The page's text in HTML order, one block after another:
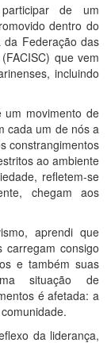
de um
dentro do
da Federação das
que vem
incluindo
um movimento de
cada um de nós a
constrangimentos
ao ambiente
refletem-se
chegam aos
aprendi que
carregam consigo
e também suas
situação de
é afetada: a
da liderança,